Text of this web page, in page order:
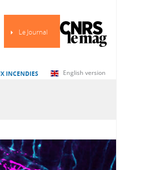
Le Journal
English version
INCENDIES